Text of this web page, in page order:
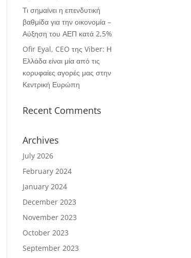
Τι σημαίνει η επενδυτική
βαθμίδα για την οικονομία –
Αύξηση του ΑΕΠ κατά 2,5%
Ofir Eyal, CEO της Viber: Η
Ελλάδα είναι μία από τις
κορυφαίες αγορές μας στην
Κεντρική Ευρώπη
Recent Comments
Archives
July 2026
February 2024
January 2024
December 2023
November 2023
October 2023
September 2023